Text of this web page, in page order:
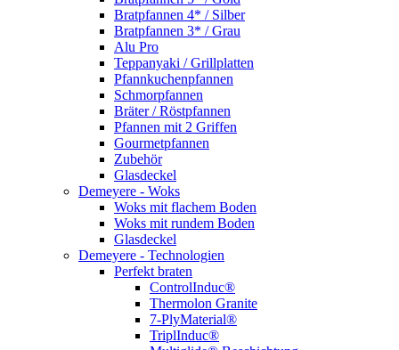
Bratpfannen 4* / Silber
Bratpfannen 3* / Grau
Alu Pro
Teppanyaki / Grillplatten
Pfannkuchenpfannen
Schmorpfannen
Bräter / Röstpfannen
Pfannen mit 2 Griffen
Gourmetpfannen
Zubehör
Glasdeckel
Demeyere - Woks
Woks mit flachem Boden
Woks mit rundem Boden
Glasdeckel
Demeyere - Technologien
Perfekt braten
ControlInduc®
Thermolon Granite
7-PlyMaterial®
TriplInduc®